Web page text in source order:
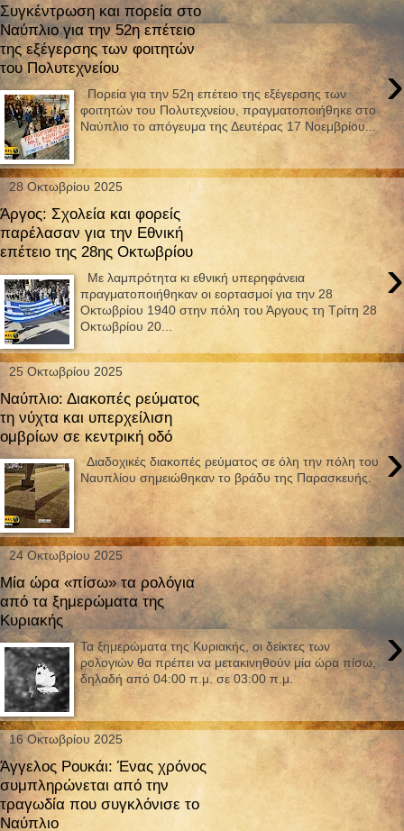
Συγκέντρωση και πορεία στο
Ναύπλιο για την 52η επέτειο
της εξέγερσης των φοιτητών
του Πολυτεχνείου
›
Πορεία για την 52η επέτειο της εξέγερσης των
φοιτητών του Πολυτεχνείου, πραγματοποιήθηκε στο
Ναύπλιο το απόγευμα της Δευτέρας 17 Νοεμβρίου...
28 Οκτωβρίου 2025
Άργος: Σχολεία και φορείς
παρέλασαν για την Εθνική
επέτειο της 28ης Οκτωβρίου
›
Με λαμπρότητα κι εθνική υπερηφάνεια
πραγματοποιήθηκαν οι εορτασμοί για την 28
Οκτωβρίου 1940 στην πόλη του Άργους τη Τρίτη 28
Οκτωβρίου 20...
25 Οκτωβρίου 2025
Ναύπλιο: Διακοπές ρεύματος
τη νύχτα και υπερχείλιση
ομβρίων σε κεντρική οδό
›
Διαδοχικές διακοπές ρεύματος σε όλη την πόλη του
Ναυπλίου σημειώθηκαν το βράδυ της Παρασκευής.
24 Οκτωβρίου 2025
Μία ώρα «πίσω» τα ρολόγια
από τα ξημερώματα της
Κυριακής
›
Τα ξημερώματα της Κυριακής, οι δείκτες των
ρολογιών θα πρέπει να μετακινηθούν μία ώρα πίσω,
δηλαδή από 04:00 π.μ. σε 03:00 π.μ.
16 Οκτωβρίου 2025
Άγγελος Ρουκάι: Ένας χρόνος
συμπληρώνεται από την
τραγωδία που συγκλόνισε το
Ναύπλιο